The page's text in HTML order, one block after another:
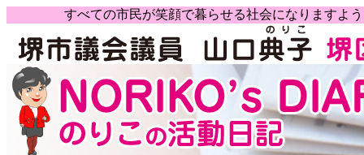
すべての市民が笑顔で暮らせる社会になります